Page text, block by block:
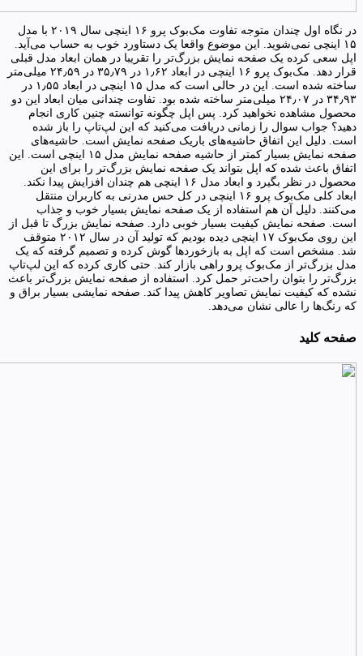
در نگاه اول چندان متوجه تفاوت مک‌بوک پرو ۱۶ اینچی سال ۲۰۱۹ با مدل‌
۱۵ اینچی نمی‌شوید. این موضوع واقعا یک دستاورد خوب به حساب می‌آید.
اپل سعی کرده یک صفحه نمایش بزرگ‌تر را تقریبا در همان ابعاد مدل قبلی
قرار دهد. مک‌بوک پرو ۱۶ اینچی در ابعاد ۱٫۶۲ در ۳۵٫۷۹ در ۲۴٫۵۹ میلی‌متر
ساخته شده است. این در حالی است که مدل ۱۵ اینچی در ابعاد ۱٫۵۵ در
۳۴٫۹۳ در ۲۴٫۰۷ میلی‌متر ساخته شده بود. تفاوت چندانی میان ابعاد این دو
محصول مشاهده نخواهید کرد. پس اپل چگونه توانسته چنین کاری انجام
دهید؟ جواب سوال را زمانی دریافت می‌کنید که این لپ‌تاپ را باز شده
است. دلیل این اتفاق حاشیه‌های باریک صفحه نمایش است. حاشیه‌های
صفحه نمایش بسیار کمتر از حاشیه صفحه نمایش مدل‌ ۱۵ اینچی است. این
اتفاق باعث شده که اپل بتواند یک صفحه نمایش بزرگ‌تر را برای این
محصول در نظر بگیرد و ابعاد مدل ۱۶ اینچی هم چندان افزایش پیدا نکند.
ابعاد کلی مک‌بوک پرو ۱۶ اینچی در کل حس مدرنی به کاربران منتقل
می‌کنند. دلیل آن هم استفاده از یک صفحه نمایش بسیار خوب و جذاب
است. صفحه نمایش کیفیت بسیار خوبی دارد. صفحه نمایش بزرگ تا قبل از
این روی مک‌بوک ۱۷ اینچی دیده بودیم که تولید آن در سال ۲۰۱۲ متوقف
شد. مشخص است که اپل به بازخوردها گوش کرده و تصمیم گرفته که یک
مدل بزرگ‌تر از مک‌بوک پرو راهی بازار کند. حتی کاری کرده که این لپ‌تاپ
بزرگ‌تر را بتوان راحت‌تر حمل کرد. استفاده از صفحه نمایش بزرگ‌تر باعث
نشده که کیفیت نمایش تصاویر کاهش پیدا کند. صفحه نمایشی بسیار براق و
که رنگ‌ها را عالی نشان می‌دهد.
صفحه کلید